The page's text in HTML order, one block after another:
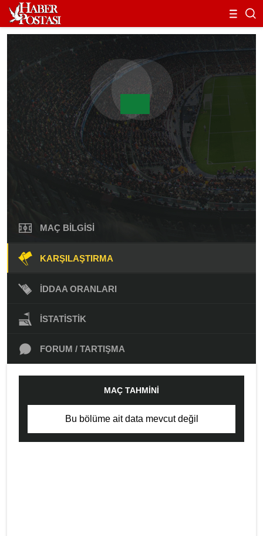
MAÇ BILGISI
KARŞILAŞTIRMA
İDDAA ORANLARI
İSTATISTIK
FORUM / TARTIŞMA
MAÇ TAHMINI
Bu bölüme ait data mevcut değil